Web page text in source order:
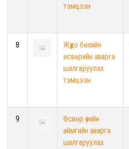
тэмцээн
8
Жүдо бөхийн
өсвөрийн аварга
шалгаруулах
тэмцээн.
9
Өсвөр үеийн
аймгийн аварга
шалгаруулах